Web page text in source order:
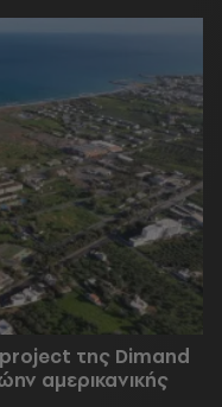
της Dimand
αμερικανικής